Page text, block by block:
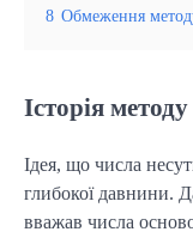
8 Обмеження
Історія
Ідея, що числа
глибокої давнини.
вважав числа